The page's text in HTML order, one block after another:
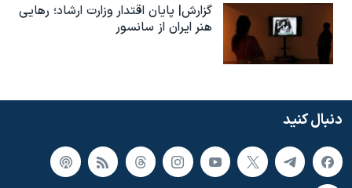
گزارش| پایان اقتدار وزارت ارشاد؛ رهایی
هنر ایران از سانسور
دنبال کنید